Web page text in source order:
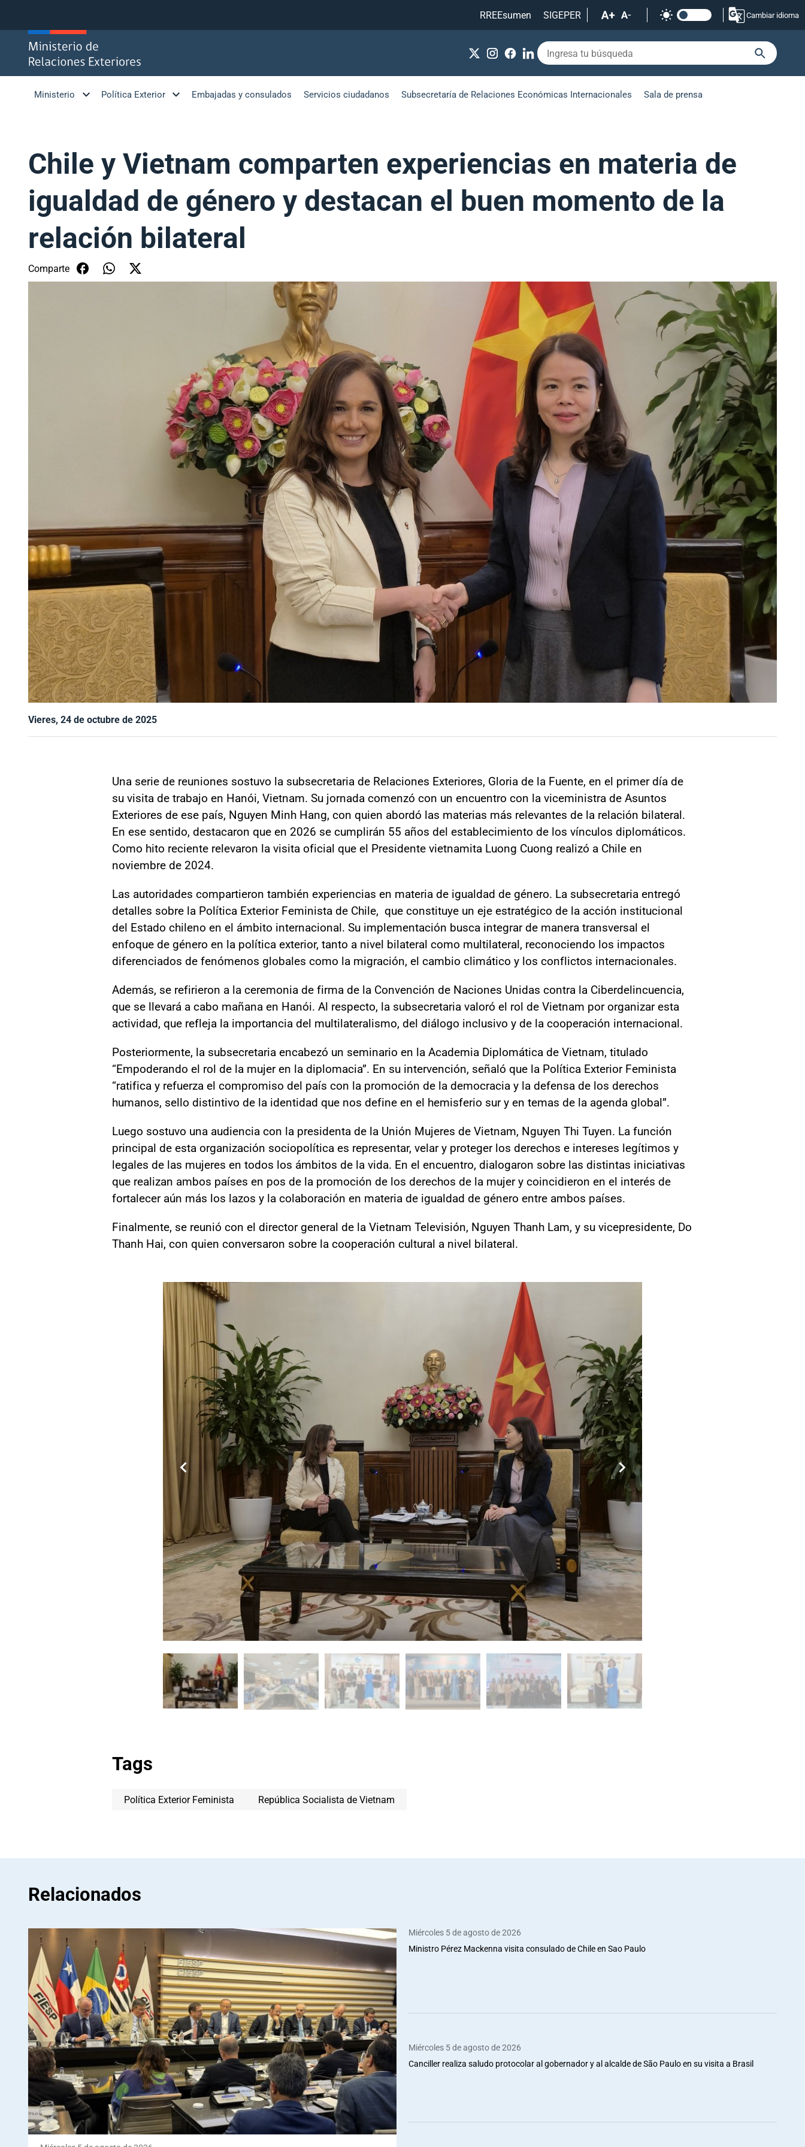
RREEsumen
SIGEPER Cambiar idioma
Ministerio Política Exterior Embajadas y consulados Servicios ciudadanos Subsecretaría de Relaciones Económicas Internacionales Sala de prensa
Chile y Vietnam comparten experiencias en materia de
igualdad de género y destacan el buen momento de la
relación bilateral
Comparte
Vieres, 24 de octubre de 2025
Una serie de reuniones sostuvo la subsecretaria de Relaciones Exteriores, Gloria de la Fuente, en el primer día de
su visita de trabajo en Hanói, Vietnam. Su jornada comenzó con un encuentro con la viceministra de Asuntos
Exteriores de ese país, Nguyen Minh Hang, con quien abordó las materias más relevantes de la relación bilateral.
En ese sentido, destacaron que en 2026 se cumplirán 55 años del establecimiento de los vínculos diplomáticos.
Como hito reciente relevaron la visita oficial que el Presidente vietnamita Luong Cuong realizó a Chile en
noviembre de 2024.
Las autoridades compartieron también experiencias en materia de igualdad de género. La subsecretaria entregó
detalles sobre la Política Exterior Feminista de Chile, que constituye un eje estratégico de la acción institucional
del Estado chileno en el ámbito internacional. Su implementación busca integrar de manera transversal el
enfoque de género en la política exterior, tanto a nivel bilateral como multilateral, reconociendo los impactos
diferenciados de fenómenos globales como la migración, el cambio climático y los conflictos internacionales.
Además, se refirieron a la ceremonia de firma de la Convención de Naciones Unidas contra la Ciberdelincuencia,
que se llevará a cabo mañana en Hanói. Al respecto, la subsecretaria valoró el rol de Vietnam por organizar esta
actividad, que refleja la importancia del multilateralismo, del diálogo inclusivo y de la cooperación internacional.
Posteriormente, la subsecretaria encabezó un seminario en la Academia Diplomática de Vietnam, titulado
“Empoderando el rol de la mujer en la diplomacia”. En su intervención, señaló que la Política Exterior Feminista
“ratifica y refuerza el compromiso del país con la promoción de la democracia y la defensa de los derechos
humanos, sello distintivo de la identidad que nos define en el hemisferio sur y en temas de la agenda global”.
Luego sostuvo una audiencia con la presidenta de la Unión Mujeres de Vietnam, Nguyen Thi Tuyen. La función
principal de esta organización sociopolítica es representar, velar y proteger los derechos e intereses legítimos y
legales de las mujeres en todos los ámbitos de la vida. En el encuentro, dialogaron sobre las distintas iniciativas
que realizan ambos países en pos de la promoción de los derechos de la mujer y coincidieron en el interés de
fortalecer aún más los lazos y la colaboración en materia de igualdad de género entre ambos países.
Finalmente, se reunió con el director general de la Vietnam Televisión, Nguyen Thanh Lam, y su vicepresidente, Do
Thanh Hai, con quien conversaron sobre la cooperación cultural a nivel bilateral.
Tags
Política Exterior Feminista República Socialista de Vietnam
Relacionados
Miércoles 5 de agosto de 2026
Ministro Pérez Mackenna visita consulado de Chile en Sao Paulo
Miércoles 5 de agosto de 2026
Canciller realiza saludo protocolar al gobernador y al alcalde de São Paulo en su visita a Brasil